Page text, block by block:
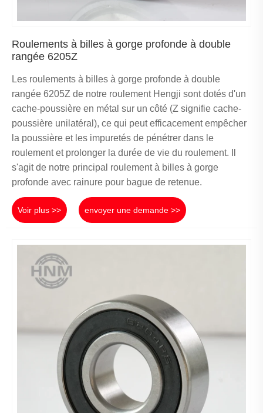
Roulements à billes à gorge profonde à double
rangée 6205Z
Les roulements à billes à gorge profonde à double
rangée 6205Z de notre roulement Hengji sont dotés d'un
cache-poussière en métal sur un côté (Z signifie cache-
poussière unilatéral), ce qui peut efficacement empêcher
la poussière et les impuretés de pénétrer dans le
roulement et prolonger la durée de vie du roulement. Il
s'agit de notre principal roulement à billes à gorge
profonde avec rainure pour bague de retenue.
Voir plus >> envoyer une demande >>